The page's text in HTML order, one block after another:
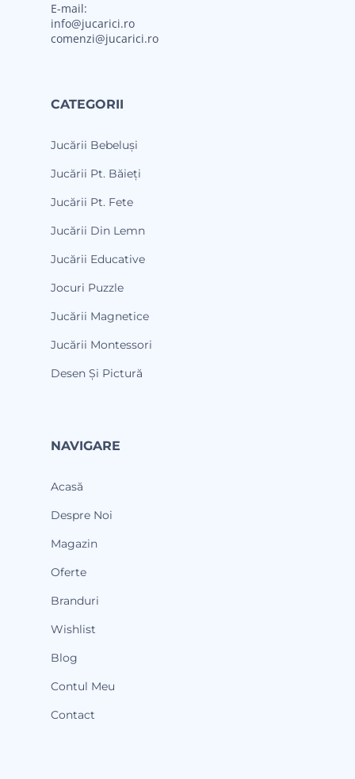
E-mail:
info@jucarici.ro
comenzi@jucarici.ro
CATEGORII
Jucării Bebeluși
Jucării Pt. Băieți
Jucării Pt. Fete
Jucării Din Lemn
Jucării Educative
Jocuri Puzzle
Jucării Magnetice
Jucării Montessori
Desen Și Pictură
NAVIGARE
Acasă
Despre Noi
Magazin
Oferte
Branduri
Wishlist
Blog
Contul Meu
Contact